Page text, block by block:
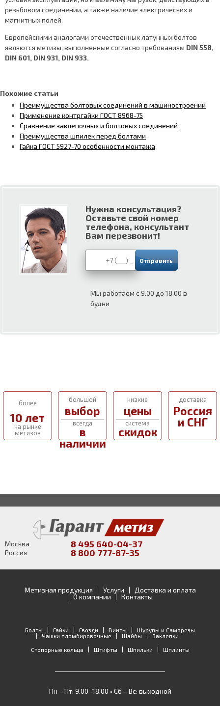
резьбовом соединении, а также наличие электрических и
магнитных полей.
Европейскими аналогами отечественных латунных болтов
являются метизы, выполненные согласно требованиям DIN 558,
DIN 601, DIN 931, DIN 933.
Похожие статьи
Преимущества болтовых соединений в машиностроении
Применение контргайки ГОСТ 8968-75
Сравнение заклепочных и болтовых соединений
Преимущества шпилек перед болтами
Гайка ГОСТ 5927-70 особенности монтажа
Нужна консультация?
Оставьте свой номер
телефона, консультант
Вам перезвонит!
Мы работаем с 9.00 до 18.00 в
будни
более
10 лет
на рынке
метизов
большой
выбор
всегда
в
наличии
низкие
цены
система
скидок
доставка
Россия
и СНГ
Москва 8 495 640-04-37
Россия 8 800 777-87-35
Метизная продукция Услуги
Доставка и оплата
О компании
Контакты
Болты Гайки Гвозди Винты
Шурупы и Саморезы
Чашки пломбировочные
Шайбы
Заклепки
Стопорные кольца
Штифты Шпильки Шплинты
Пн – Пт: 9.00–18.00 • Сб – Вс: выходной